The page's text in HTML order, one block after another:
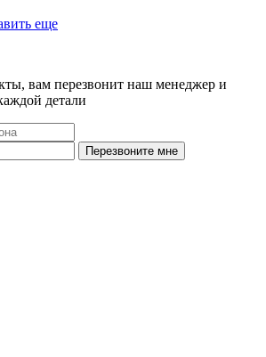
еще
вам перезвонит наш менеджер и
детали
Перезвоните мне